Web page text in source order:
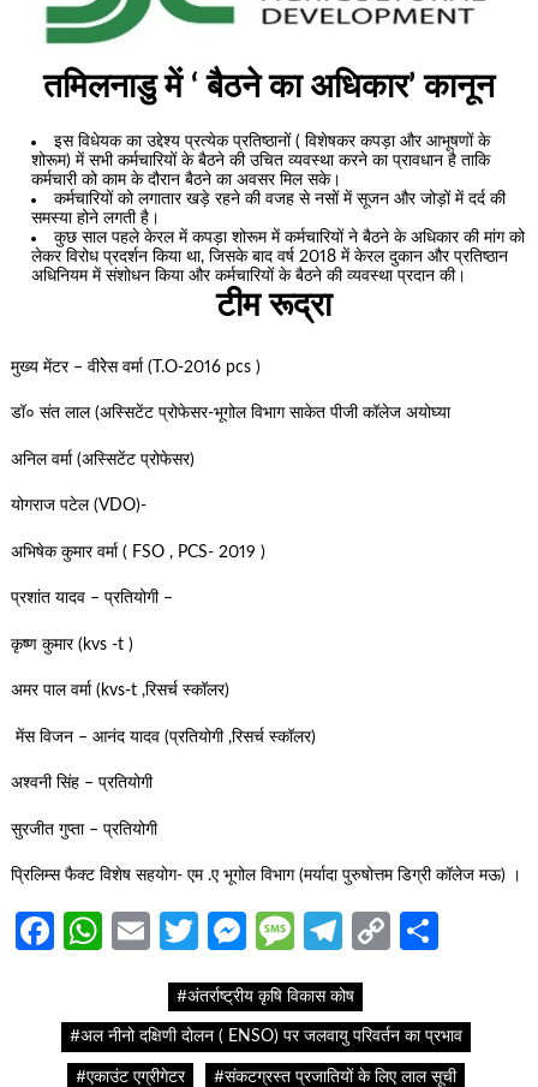
तमिलनाडु में ‘ बैठने का अधिकार’ कानून
इस विधेयक का उद्देश्य प्रत्येक प्रतिष्ठानों ( विशेषकर कपड़ा और आभूषणों के
शोरूम) में सभी कर्मचारियों के बैठने की उचित व्यवस्था करने का प्रावधान है ताकि
कर्मचारी को काम के दौरान बैठने का अवसर मिल सके।
कर्मचारियों को लगातार खड़े रहने की वजह से नसों में सूजन और जोड़ों में दर्द की
समस्या होने लगती है।
कुछ साल पहले केरल में कपड़ा शोरूम में कर्मचारियों ने बैठने के अधिकार की मांग को
लेकर विरोध प्रदर्शन किया था, जिसके बाद वर्ष 2018 में केरल दुकान और प्रतिष्ठान
अधिनियम में संशोधन किया और कर्मचारियों के बैठने की व्यवस्था प्रदान की।
टीम रूद्रा
मुख्य मेंटर – वीरेेस वर्मा (T.O-2016 pcs )
डॉ० संत लाल (अस्सिटेंट प्रोफेसर-भूगोल विभाग साकेत पीजी कॉलेज अयोघ्या
अनिल वर्मा (अस्सिटेंट प्रोफेसर)
योगराज पटेल (VDO)-
अभिषेक कुमार वर्मा ( FSO , PCS- 2019 )
प्रशांत यादव – प्रतियोगी –
कृष्ण कुमार (kvs -t )
अमर पाल वर्मा (kvs-t ,रिसर्च स्कॉलर)
मेंस विजन – आनंद यादव (प्रतियोगी ,रिसर्च स्कॉलर)
अश्वनी सिंह – प्रतियोगी
सुरजीत गुप्ता – प्रतियोगी
प्रिलिम्स फैक्ट विशेष सहयोग- एम .ए भूगोल विभाग (मर्यादा पुरुषोत्तम डिग्री कॉलेज मऊ) ।
Facebook
WhatsApp
EmailTwitter
Messenger
Message
Telegram
Copy
#अंतर्राष्ट्रीय कृषि विकास कोष
#अल नीनो दक्षिणी दोलन ( ENSO) पर जलवायु परिवर्तन का प्रभाव
#एकाउंट एग्रीगेटर #संकटग्रस्त प्रजातियों के लिए लाल सूची